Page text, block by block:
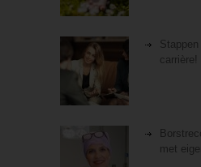
carrière!
met